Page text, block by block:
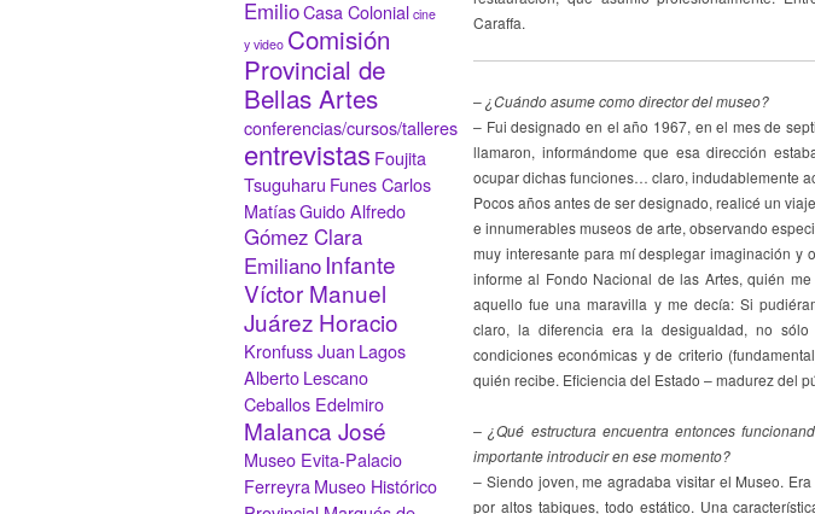
EmilioCasa Colonial cine
y video Comisión
Provincial de
Bellas Artes
conferencias/cursos/talleres
entrevistas Foujita
Tsuguharu Funes Carlos
MatíasGuido Alfredo
Gómez Clara
EmilianoInfante
Víctor Manuel
Juárez Horacio
Kronfuss Juan Lagos
AlbertoLescano
Ceballos Edelmiro
Malanca José
Museo Evita-Palacio
FerreyraMuseo Histórico
Caraffa.
–¿Cuándo asume como director del museo?
– Fui designado en el año 1967, en el mes de
llamaron, informándome que esa dirección
ocupar dichas funciones… claro, indudablemente
Pocos años antes de ser designado, realicé un
e innumerables museos de arte, observando
muy interesante para mí desplegar imaginación y
informe al Fondo Nacional de las Artes, quién
aquello fue una maravilla y me decía: Si
claro, la diferencia era la desigualdad, no
condiciones económicas y de criterio
quién recibe. Eficiencia del Estado – madurez del
– ¿Qué estructura encuentra entonces
importante introducir en ese momento?
– Siendo joven, me agradaba visitar el Museo.
por altos tabiques, todo estático. Una